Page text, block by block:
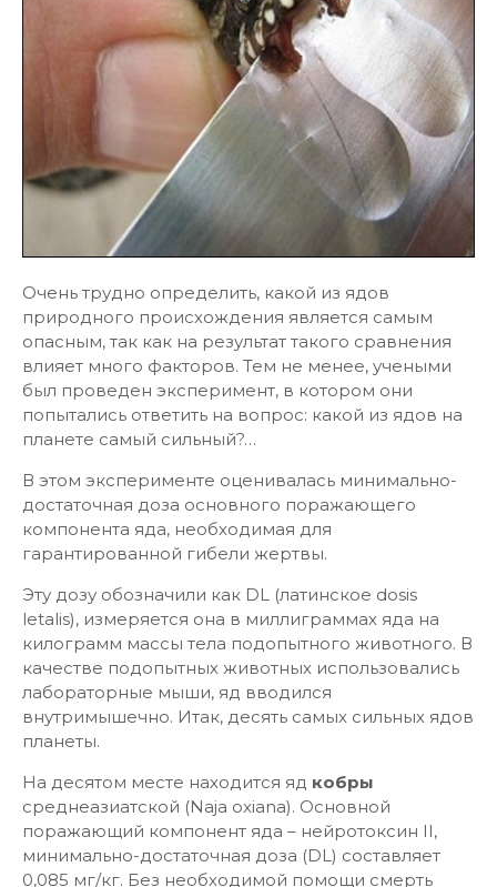
Очень трудно определить, какой из ядов
природного происхождения является самым
опасным, так как на результат такого сравнения
влияет много факторов. Тем не менее, учеными
был проведен эксперимент, в котором они
попытались ответить на вопрос: какой из ядов на
планете самый сильный?…
В этом эксперименте оценивалась минимально-
достаточная доза основного поражающего
компонента яда, необходимая для
гарантированной гибели жертвы.
Эту дозу обозначили как DL (латинское dosis
letalis), измеряется она в миллиграммах яда на
килограмм массы тела подопытного животного. В
качестве подопытных животных использовались
лабораторные мыши, яд вводился
внутримышечно. Итак, десять самых сильных ядов
планеты.
На десятом месте находится яд кобры
среднеазиатской (Naja oxianа). Основной
поражающий компонент яда – нейротоксин II,
минимально-достаточная доза (DL) составляет
0,085 мг/кг. Без необходимой помощи смерть